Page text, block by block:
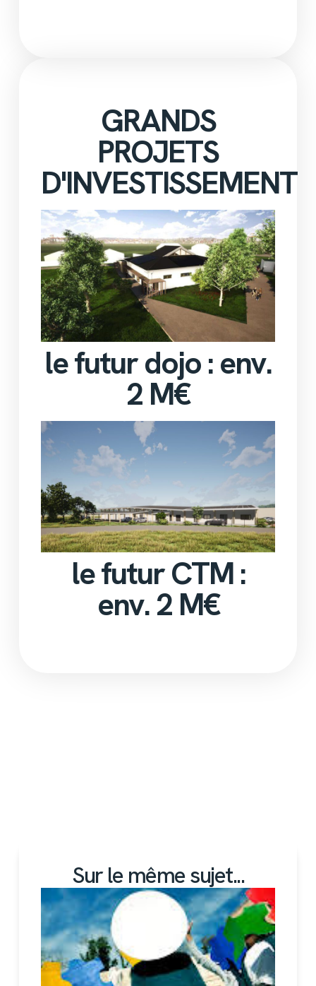
GRANDS
PROJETS
D'INVESTISSEMENT
le futur dojo : env.
2 M€
le futur CTM :
env. 2 M€
Sur le même sujet...